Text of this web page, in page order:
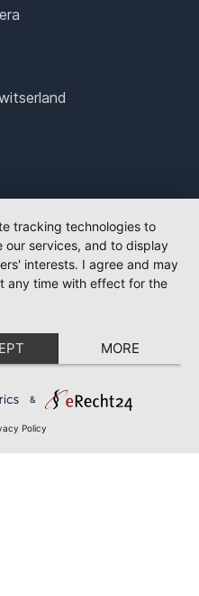
tracking technologies to
our services, and to display
interests. I agree and may
any time with effect for the
MORE
&
Policy